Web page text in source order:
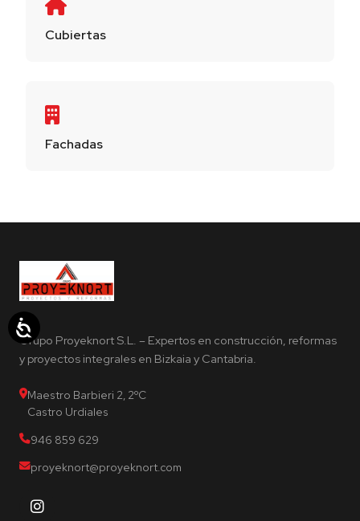
Cubiertas
Fachadas
Grupo Proyeknort S.L. – Expertos en construcción, reformas
y proyectos integrales en Bizkaia y Cantabria.
Maestro Barbieri 2, 2ºC
Castro Urdiales
946 859 629
proyeknort@proyeknort.com